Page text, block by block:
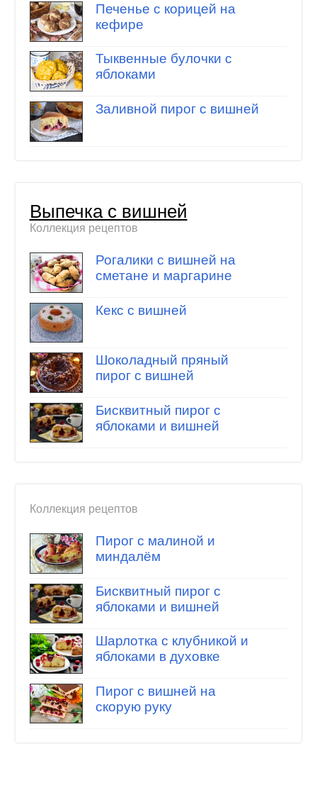
Печенье с корицей на
кефире
Тыквенные булочки с
яблоками
Заливной пирог с вишней
Выпечка с вишней
Коллекция рецептов
Рогалики с вишней на
сметане и маргарине
Кекс с вишней
Шоколадный пряный
пирог с вишней
Бисквитный пирог с
яблоками и вишней
Коллекция рецептов
Пирог с малиной и
миндалём
Бисквитный пирог с
яблоками и вишней
Шарлотка с клубникой и
яблоками в духовке
Пирог с вишней на
скорую руку